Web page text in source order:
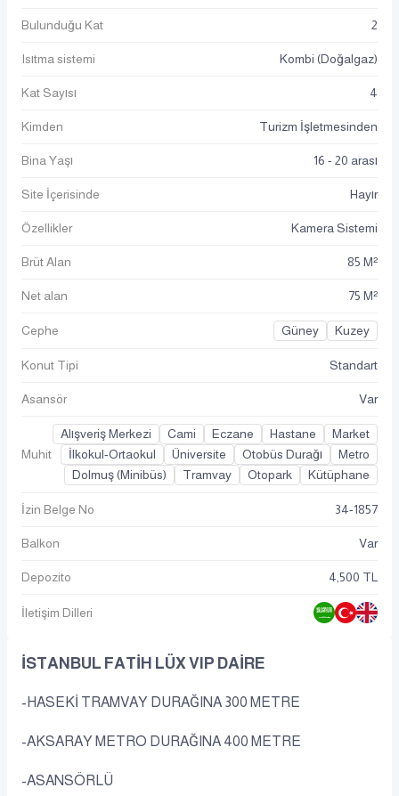
Bulunduğu Kat 2
Isıtma sistemi Kombi (Doğalgaz)
Kat Sayısı 4
Kimden Turizm İşletmesinden
Bina Yaşı 16 - 20 arası
Site İçerisinde Hayır
Özellikler Kamera Sistemi
Brüt Alan 85 M²
Net alan 75 M²
Cephe Güney Kuzey
Konut Tipi Standart
Asansör Var
Muhit
Alışveriş Merkezi Cami Eczane Hastane
Market
İlkokul-Ortaokul
Üniversite Otobüs Durağı
Metro
Dolmuş (Minibüs)
Tramvay Otopark Kütüphane
İzin Belge No 34-1857
Balkon Var
Depozito 4,500 TL
İletişim Dilleri
İSTANBUL FATİH LÜX VIP DAİRE
-HASEKİ TRAMVAY DURAĞINA 300 METRE
-AKSARAY METRO DURAĞINA 400 METRE
-ASANSÖRLÜ